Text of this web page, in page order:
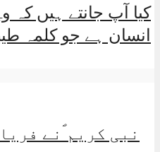
کیا آپ جانتے ہیں
انسان ہے جو کلمہ
نبی کریم ؐنے